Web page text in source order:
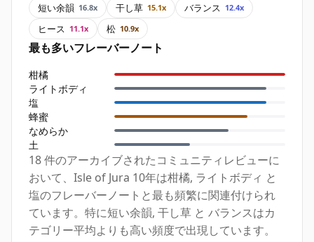
短い余韻 16.8x 干し草 15.1x バランス 12.4x
ヒース 11.1x 松 10.9x
最も多いフレーバーノート
柑橘
ライトボディ
塩
蜂蜜
なめらか
土
18 件のアーカイブされたコミュニティレビューに
おいて、Isle of Jura 10年は柑橘, ライトボディ と
塩のフレーバーノートと最も頻繁に関連付けられ
ています。特に短い余韻, 干し草 と バランスはカ
テゴリー平均よりも高い頻度で出現しています。